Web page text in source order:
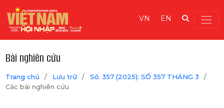
VN EN
Bài nghiên cứu
Trang chủ / Lưu trữ / Số. 357 (2025): SỐ 357 THÁNG 3
/
Các bài nghiên cứu